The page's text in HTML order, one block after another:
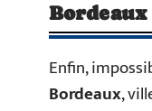
Enfin,
Bordeaux,